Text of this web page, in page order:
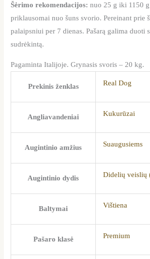
Šėrimo rekomendacijos: nuo 25 g iki 1150
priklausomai nuo šuns svorio. Pereinant prie
palaipsniui per 7 dienas. Pašarą galima duoti
sudrėkintą.
Pagaminta Italijoje. Grynasis svoris – 20 kg.
Prekinis ženklas Real Dog
Angliavandeniai Kukurūzai
Augintinio amžius Suaugusiems
Augintinio dydis Didelių veislių
Baltymai Vištiena
Pašaro klasė Premium